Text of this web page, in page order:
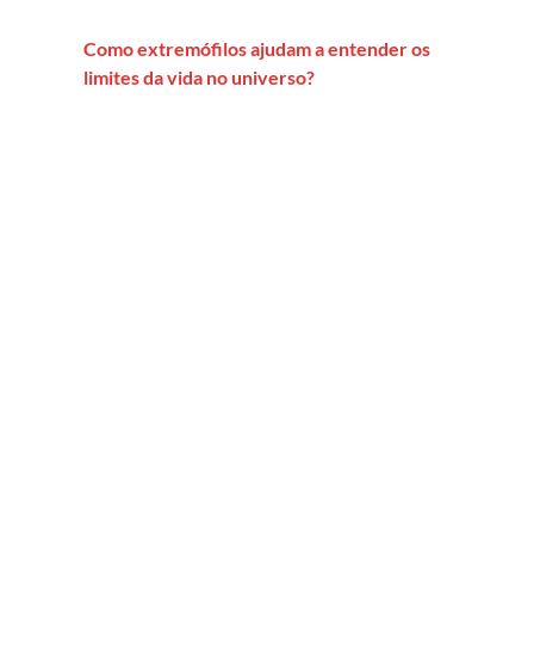
Como extremófilos ajudam a entender os
limites da vida no universo?